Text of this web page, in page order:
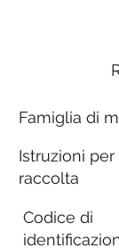
Famiglia di
Istruzioni per
raccolta
Codice di